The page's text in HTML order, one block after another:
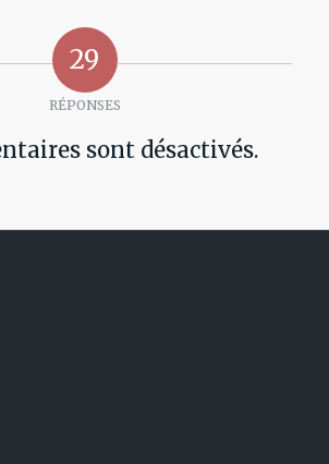
29
RÉPONSES
sont désactivés.